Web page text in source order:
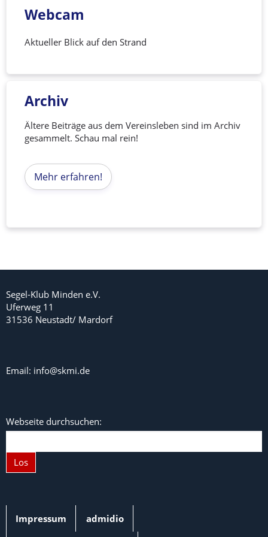
Webcam
Aktueller Blick auf den Strand
Archiv
Ältere Beiträge aus dem Vereinsleben sind im Archiv
gesammelt. Schau mal rein!
Mehr erfahren!
Segel-Klub Minden e.V.
Uferweg 11
31536 Neustadt/ Mardorf
Email: info@skmi.de
Webseite durchsuchen:
Los
Impressum admidio